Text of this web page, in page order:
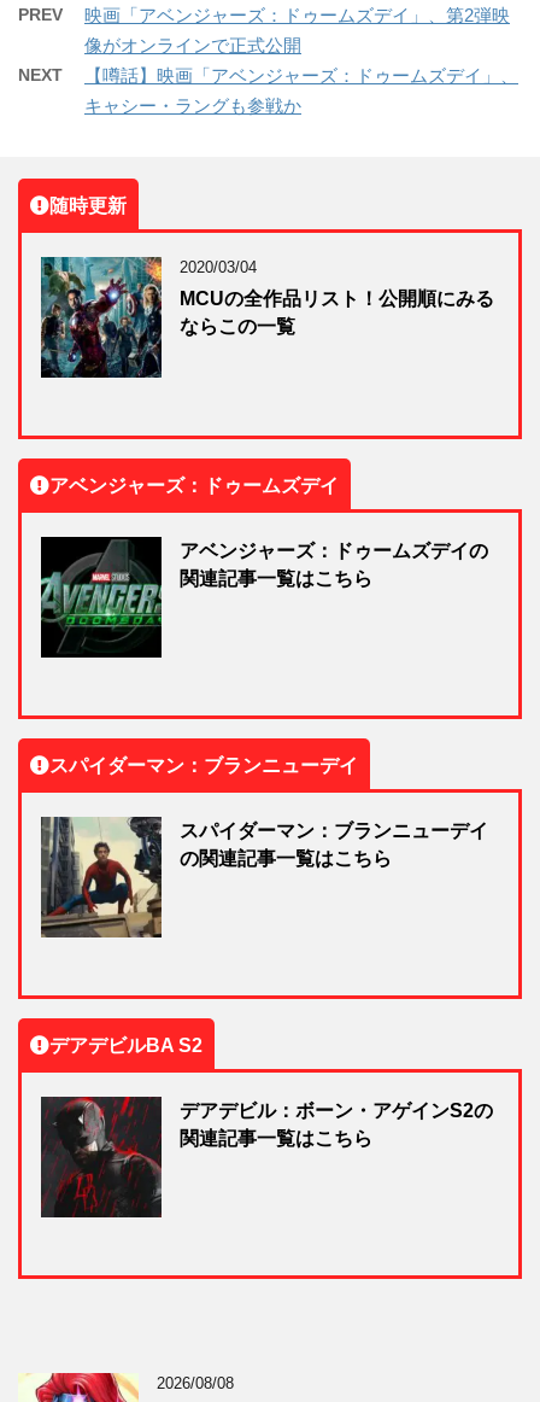
PREV
映画「アベンジャーズ：ドゥームズデイ」、第2弾映
像がオンラインで正式公開
NEXT
【噂話】映画「アベンジャーズ：ドゥームズデイ」、
キャシー・ラングも参戦か
随時更新
2020/03/04
MCUの全作品リスト！公開順にみる
ならこの一覧
アベンジャーズ：ドゥームズデイ
アベンジャーズ：ドゥームズデイの
関連記事一覧はこちら
スパイダーマン：ブランニューデイ
スパイダーマン：ブランニューデイ
の関連記事一覧はこちら
デアデビルBA S2
デアデビル：ボーン・アゲインS2の
関連記事一覧はこちら
2026/08/08